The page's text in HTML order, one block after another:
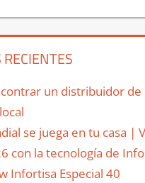
un distribuidor de
se juega en tu casa |
con la tecnología de
Infortisa Especial 40